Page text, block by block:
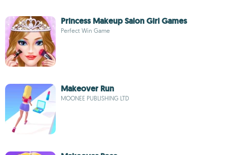
Princess Makeup Salon Girl Games
Perfect Win Game
Makeover Run
MOONEE PUBLISHING LTD